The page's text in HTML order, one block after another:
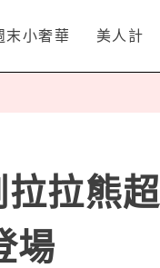
末小奢華 美人計
拉熊
場